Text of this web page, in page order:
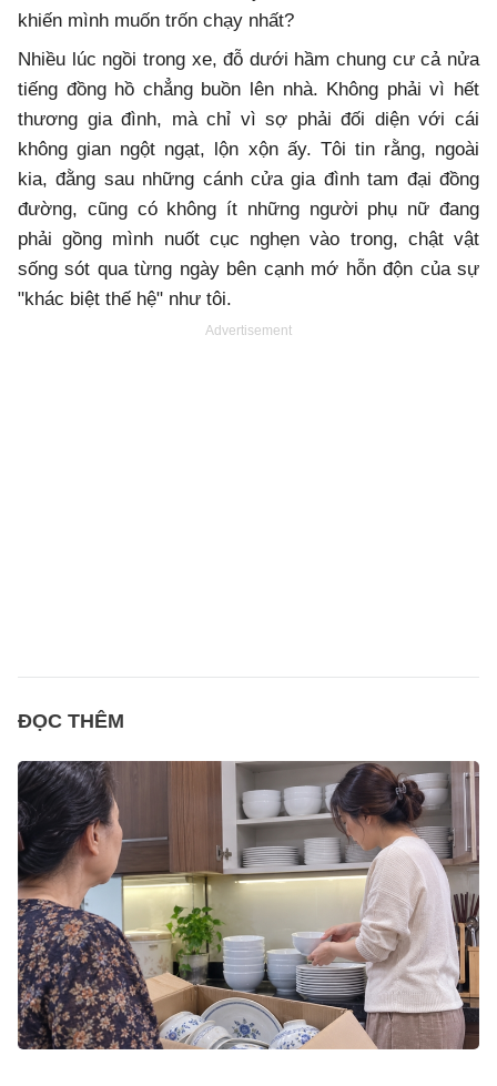
khiến mình muốn trốn chạy nhất?
Nhiều lúc ngồi trong xe, đỗ dưới hầm chung cư cả nửa
tiếng đồng hồ chẳng buồn lên nhà. Không phải vì hết
thương gia đình, mà chỉ vì sợ phải đối diện với cái
không gian ngột ngạt, lộn xộn ấy. Tôi tin rằng, ngoài
kia, đằng sau những cánh cửa gia đình tam đại đồng
đường, cũng có không ít những người phụ nữ đang
phải gồng mình nuốt cục nghẹn vào trong, chật vật
sống sót qua từng ngày bên cạnh mớ hỗn độn của sự
"khác biệt thế hệ" như tôi.
Advertisement
ĐỌC THÊM